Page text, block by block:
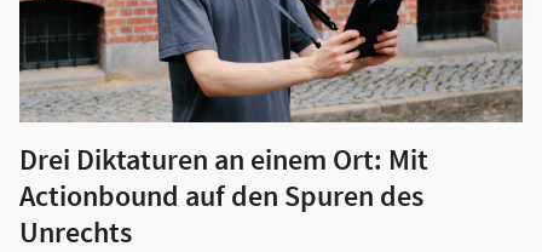
Drei Diktaturen an einem Ort: Mit
Actionbound auf den Spuren des
Unrechts